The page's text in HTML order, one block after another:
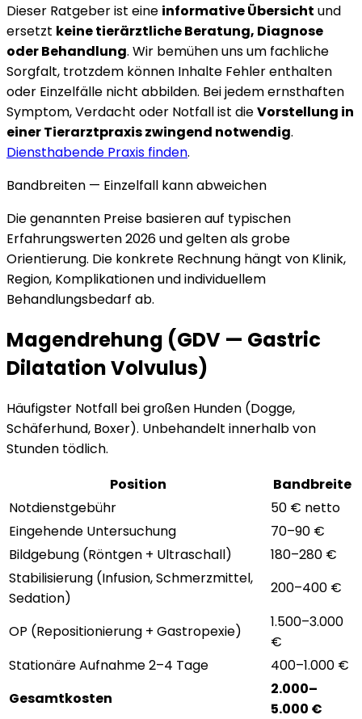
Dieser Ratgeber ist eine informative Übersicht und
ersetzt keine tierärztliche Beratung, Diagnose
oder Behandlung. Wir bemühen uns um fachliche
Sorgfalt, trotzdem können Inhalte Fehler enthalten
oder Einzelfälle nicht abbilden. Bei jedem ernsthaften
Symptom, Verdacht oder Notfall ist dieVorstellung in
einer Tierarztpraxis zwingend notwendig.
Diensthabende Praxis finden.
Bandbreiten — Einzelfall kann abweichen
Die genannten Preise basieren auf typischen
Erfahrungswerten 2026 und gelten als grobe
Orientierung. Die konkrete Rechnung hängt von Klinik,
Region, Komplikationen und individuellem
Behandlungsbedarf ab.
Magendrehung (GDV — Gastric
Dilatation Volvulus)
Häufigster Notfall bei großen Hunden (Dogge,
Schäferhund, Boxer). Unbehandelt innerhalb von
Stunden tödlich.
Position
Bandbreite
Notdienstgebühr
50 € netto
Eingehende Untersuchung
70–90 €
Bildgebung (Röntgen + Ultraschall)
180–280 €
Stabilisierung (Infusion, Schmerzmittel,
Sedation)
200–400 €
OP (Repositionierung + Gastropexie)
1.500–3.000
€
Stationäre Aufnahme 2–4 Tage
400–1.000 €
Gesamtkosten
2.000–
5.000 €